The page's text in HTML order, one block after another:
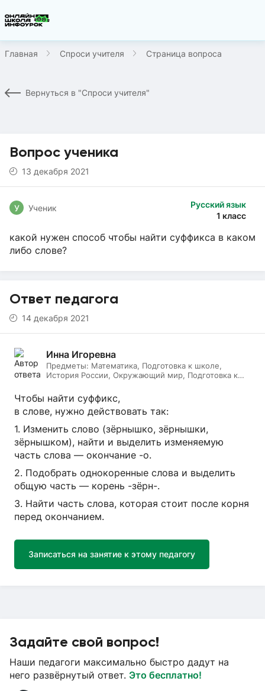
Главная Спроси учителя Страница вопроса
Вернуться в "Спроси учителя"
Вопрос ученика
13 декабря 2021
Русский язык
1 класс
У Ученик
какой нужен способ чтобы найти суффикса в каком
либо слове?
Ответ педагога
14 декабря 2021
Инна Игоревна
Предметы: Математика, Подготовка к школе,
История России, Окружающий мир, Подготовка к
Всеобщая история, Литература, ИЗО, МХК,
Литературное чтение, Подготовка к ОГЭ, Русский
язык
Чтобы найти суффикс,
в слове, нужно действовать так:
1. Изменить слово (зёрнышко, зёрнышки,
зёрнышком), найти и выделить изменяемую
часть слова — окончание -о.
2. Подобрать однокоренные слова и выделить
общую часть — корень -зёрн-.
3. Найти часть слова, которая стоит после корня
перед окончанием.
Записаться на занятие к этому педагогу
Задайте свой вопрос!
Наши педагоги максимально быстро дадут на
него развёрнутый ответ. Это бесплатно!